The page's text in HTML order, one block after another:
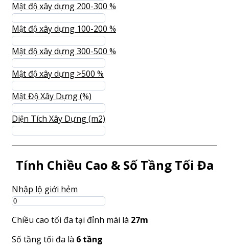
Mật độ xây dựng 200-300 %
Mật độ xây dựng 100-200 %
Mật độ xây dựng 300-500 %
Mật độ xây dựng >500 %
Mật Độ Xây Dựng (%)
Diện Tích Xây Dựng (m2)
Tính Chiều Cao & Số Tầng Tối Đa
Nhập lộ giới hẻm
Chiều cao tối đa tại đỉnh mái là 27m
Số tầng tối đa là 6 tầng